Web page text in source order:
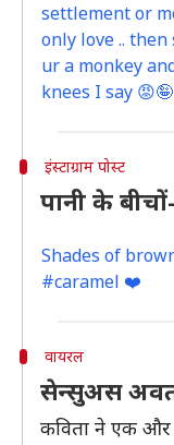
settlement or
only love ..
ur a monkey
knees I say 😡🤪
इंस्टाग्राम पोस्ट
पानी के
Shades of
#caramel ❤️
वायरल
सेन्सुअस
कविता ने एक और